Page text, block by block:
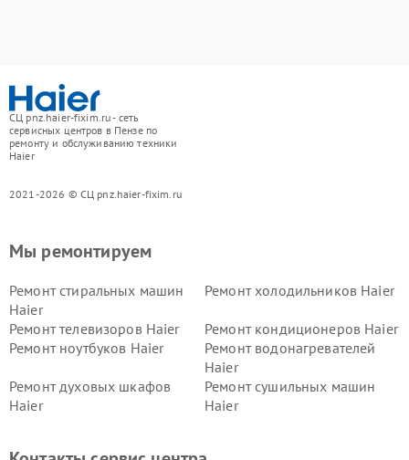
СЦ pnz.haier-fixim.ru - сеть
сервисных центров в Пензе по
ремонту и обслуживанию техники
Haier
2021-2026 © СЦ pnz.haier-fixim.ru
Мы ремонтируем
Ремонт стиральных машин
Haier
Ремонт холодильников Haier
Ремонт телевизоров Haier
Ремонт кондиционеров Haier
Ремонт ноутбуков Haier
Ремонт водонагревателей
Haier
Ремонт духовых шкафов
Haier
Ремонт сушильных машин
Haier